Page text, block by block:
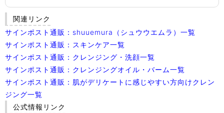
関連リンク
サインポスト通販：shuuemura（シュウウエムラ）一覧
サインポスト通販：スキンケア一覧
サインポスト通販：クレンジング・洗顔一覧
サインポスト通販：クレンジングオイル・バーム一覧
サインポスト通販：肌がデリケートに感じやすい方向けクレン
ジング一覧
公式情報リンク